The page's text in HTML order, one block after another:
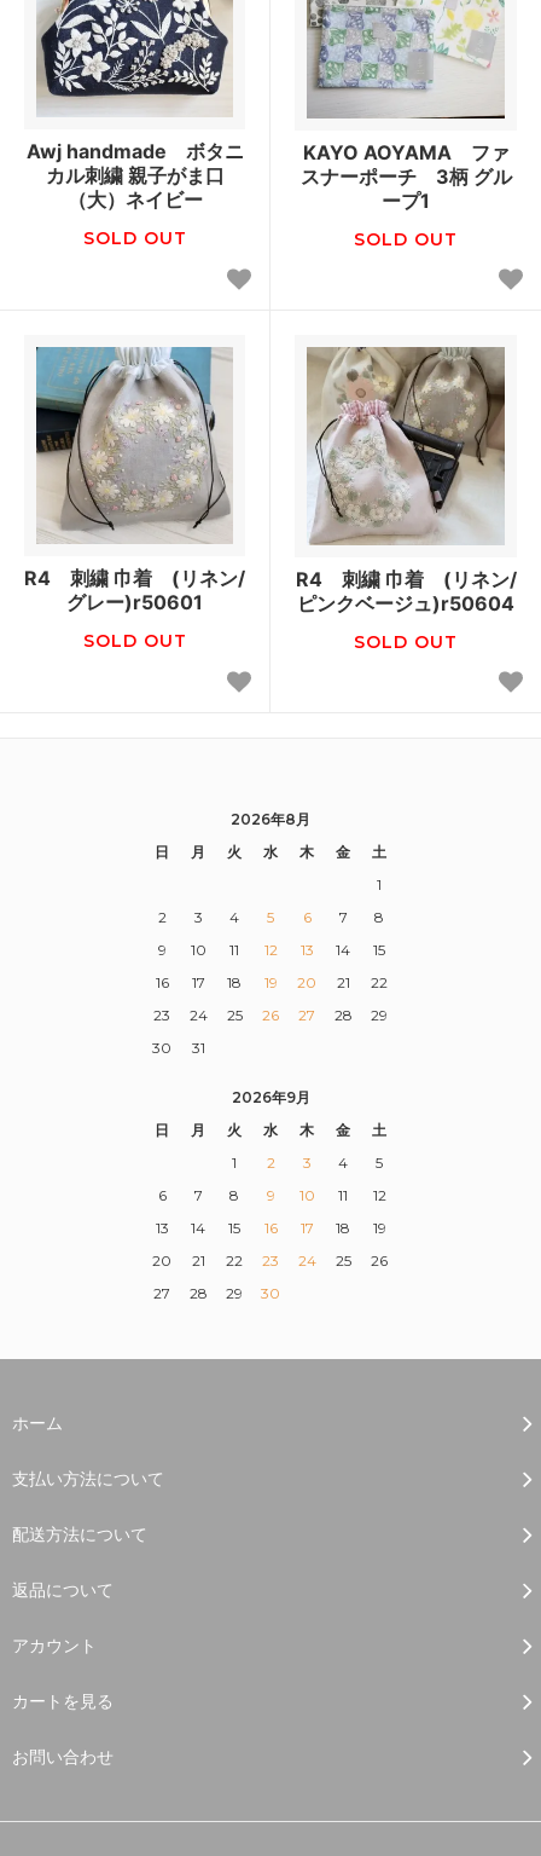
Awj handmade ボタニ
カル刺繍 親子がま口
（大）ネイビー
SOLD OUT
KAYO AOYAMA ファ
スナーポーチ 3柄 グル
ープ1
SOLD OUT
R4 刺繍 巾着 (リネン/
グレー)r50601
SOLD OUT
R4 刺繍 巾着 (リネン/
ピンクベージュ)r50604
SOLD OUT
2026年8月
日
月 火 水 木 金
土
1
2
3 4 5 6 7
8
9
10 11 12 13 14
15
16
17 18 19 20 21
22
23
24 25 26 27 28
29
30
31
2026年9月
日
月 火 水 木 金
土
1
2 3 4
5
6
7 8 9 10 11
12
13
14 15 16 17 18
19
20
21 22 23 24 25
26
27
28 29 30
ホーム
支払い方法について
配送方法について
返品について
アカウント
カートを見る
お問い合わせ